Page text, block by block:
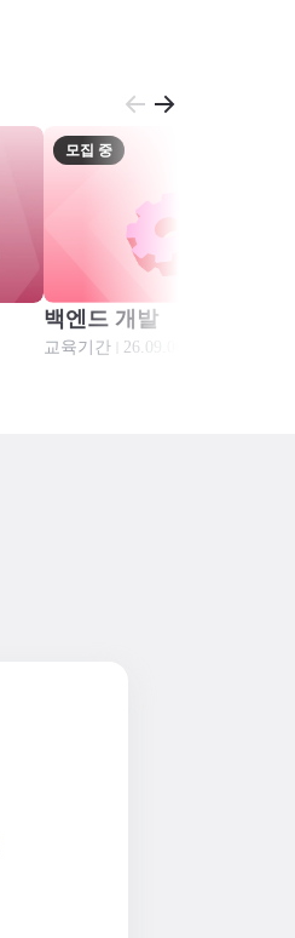
모집 중
모집 중
백엔드 개발
교육기간 26.09.06 ~ 27.03.11